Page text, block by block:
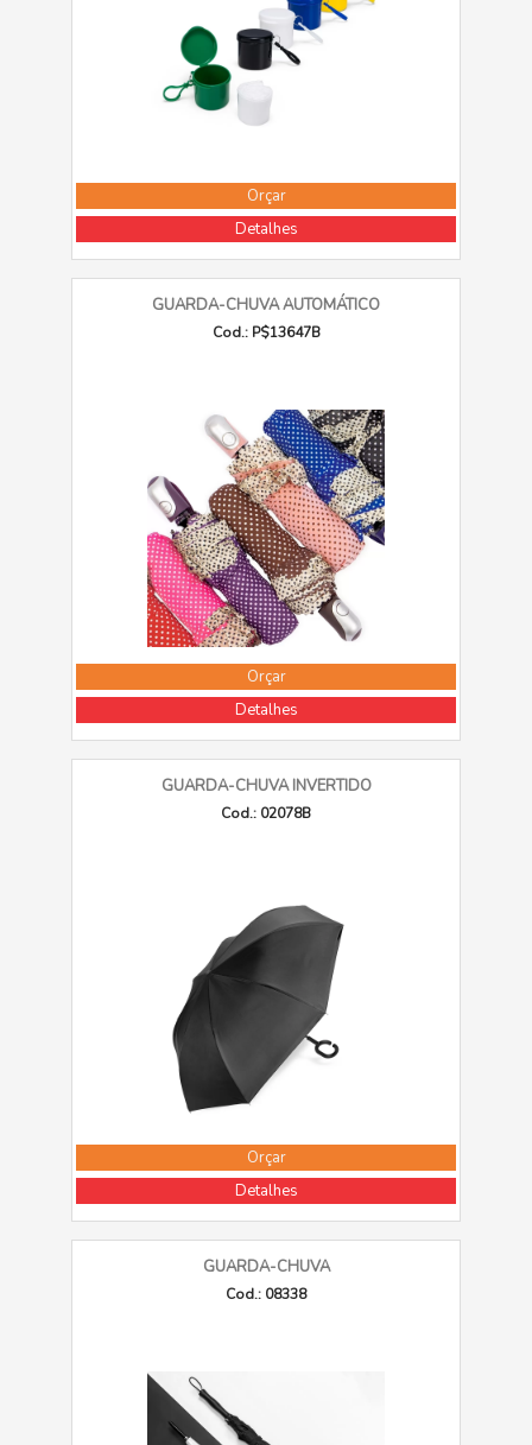
Orçar
Detalhes
GUARDA-CHUVA AUTOMÁTICO
Cod.: P$13647B
Orçar
Detalhes
GUARDA-CHUVA INVERTIDO
Cod.: 02078B
Orçar
Detalhes
GUARDA-CHUVA
Cod.: 08338